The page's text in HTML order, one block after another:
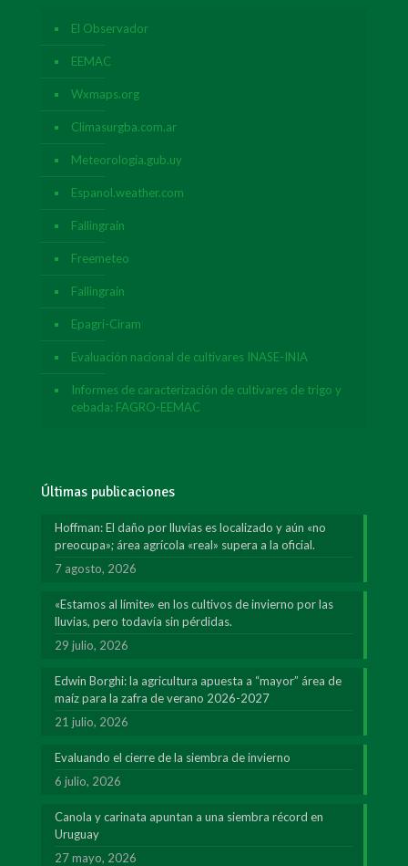
El Observador
EEMAC
Wxmaps.org
Climasurgba.com.ar
Meteorologia.gub.uy
Espanol.weather.com
Fallingrain
Freemeteo
Fallingrain
Epagri-Ciram
Evaluación nacional de cultivares INASE-INIA
Informes de caracterización de cultivares de trigo y
cebada: FAGRO-EEMAC
Últimas publicaciones
Hoffman: El daño por lluvias es localizado y aún «no
preocupa»; área agrícola «real» supera a la oficial.
7 agosto, 2026
«Estamos al límite» en los cultivos de invierno por las
lluvias, pero todavía sin pérdidas.
29 julio, 2026
Edwin Borghi: la agricultura apuesta a “mayor” área de
maíz para la zafra de verano 2026-2027
21 julio, 2026
Evaluando el cierre de la siembra de invierno
6 julio, 2026
Canola y carinata apuntan a una siembra récord en
Uruguay
27 mayo, 2026